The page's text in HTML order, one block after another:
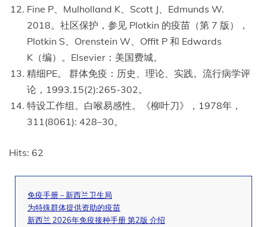
Fine P、Mulholland K、Scott J、Edmunds W.
2018。社区保护，参见 Plotkin 的疫苗（第 7 版），
Plotkin S、Orenstein W、Offit P 和 Edwards
K（编）。Elsevier：美国费城。
精细PE。 群体免疫：历史、理论、实践。流行病学评
论，1993.15(2):265-302。
特设工作组。白喉易感性。《柳叶刀》，1978年，
311(8061): 428–30。
Hits: 62
免疫手册 – 新西兰卫生局
为特殊群体提供资助的疫苗
新西兰 2026年免疫接种手册 第2版 介绍